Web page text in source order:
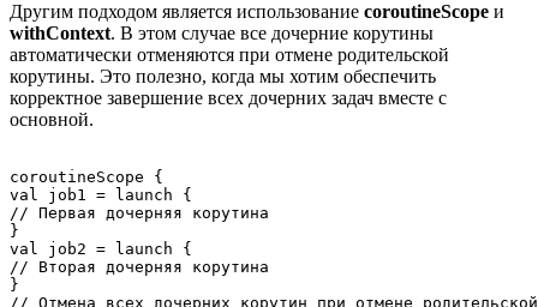
Другим подходом является использование coroutineScope и
withContext. В этом случае все дочерние корутины
автоматически отменяются при отмене родительской
корутины. Это полезно, когда мы хотим обеспечить
корректное завершение всех дочерних задач вместе с
основной.
coroutineScope {
val job1 = launch {
// Первая дочерняя корутина
}
val job2 = launch {
// Вторая дочерняя корутина
}
// Отмена всех дочерних корутин при отмене родительской